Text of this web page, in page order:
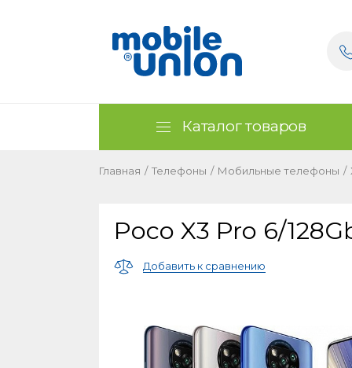
Каталог товаров
Главная / Телефоны / Мобильные телефоны /
Poco X3 Pro 6/
Добавить к сравнению